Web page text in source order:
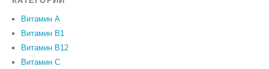
Витамин A
Витамин B1
Витамин B12
Витамин C